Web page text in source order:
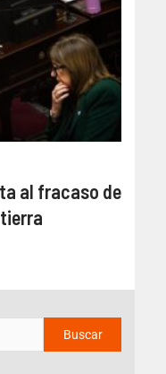
al fracaso de